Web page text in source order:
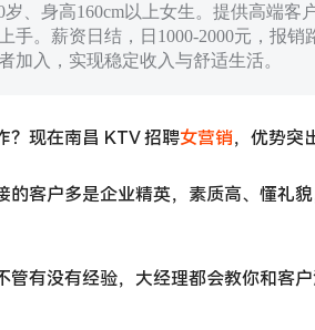
、身高160cm以上女生。提供高端客
手。薪资日结，日1000-2000元，报
加入，实现稳定收入与舒适生活。
？现在南昌 KTV 招聘女营销，优势突
的客户多是企业精英，素质高、懂礼
管有没有经验，大经理都会教你和客